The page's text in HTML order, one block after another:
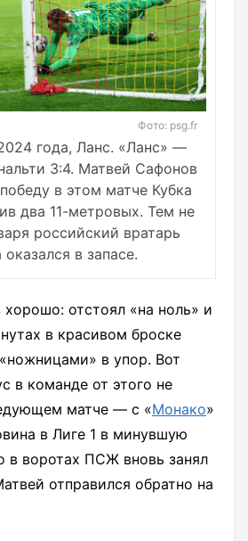
Фото: psg.fr
года, Ланс. «Ланс» —
3:4. Матвей Сафонов
в этом матче Кубка
два 11-метровых. Тем не
российский вратарь
оказался в запасе.
отстоял «на ноль» и
в красивом броске
в упор. Вот
в команде от этого не
матче — с «Монако»
в Лиге 1 в минувшую
в воротах ПСЖ вновь занял
отправился обратно на